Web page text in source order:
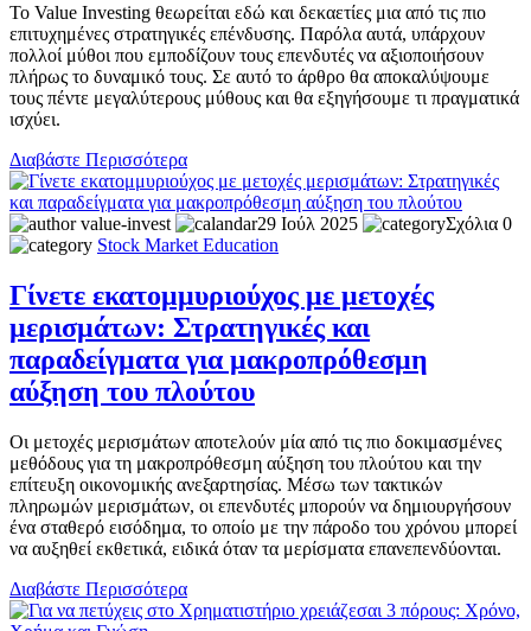
Το Value Investing θεωρείται εδώ και δεκαετίες μια από τις πιο
επιτυχημένες στρατηγικές επένδυσης. Παρόλα αυτά, υπάρχουν
πολλοί μύθοι που εμποδίζουν τους επενδυτές να αξιοποιήσουν
πλήρως το δυναμικό τους. Σε αυτό το άρθρο θα αποκαλύψουμε
τους πέντε μεγαλύτερους μύθους και θα εξηγήσουμε τι πραγματικά
ισχύει.
Διαβάστε Περισσότερα
value-invest 29 Ιούλ 2025
Σχόλια 0
Stock Market Education
Γίνετε εκατομμυριούχος με μετοχές
μερισμάτων: Στρατηγικές και
παραδείγματα για μακροπρόθεσμη
αύξηση του πλούτου
Οι μετοχές μερισμάτων αποτελούν μία από τις πιο δοκιμασμένες
μεθόδους για τη μακροπρόθεσμη αύξηση του πλούτου και την
επίτευξη οικονομικής ανεξαρτησίας. Μέσω των τακτικών
πληρωμών μερισμάτων, οι επενδυτές μπορούν να δημιουργήσουν
ένα σταθερό εισόδημα, το οποίο με την πάροδο του χρόνου μπορεί
να αυξηθεί εκθετικά, ειδικά όταν τα μερίσματα επανεπενδύονται.
Διαβάστε Περισσότερα